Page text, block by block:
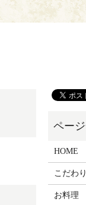
HOME
こだわり
お料理